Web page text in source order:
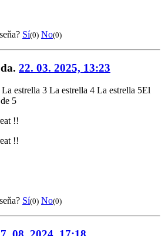
Sí(0) No(0)
22. 03. 2025, 13:23
La estrella 3 La estrella 4 La estrella 5El
5
!!
!!
Sí(0) No(0)